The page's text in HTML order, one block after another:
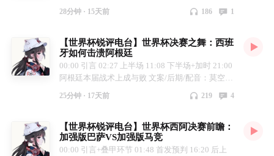
28分钟 · 15天前 186 1
【世界杯锐评电台】世界杯决赛之舞：西班
牙如何击溃阿根廷
00:00 引言 02:27 上半场 11:08 下半场+加时 21:00
阿根廷本届战术上成与败 文案/后期/配音：莫空de
25分钟 · 17天前 219 4
【世界杯锐评电台】世界杯西阿决赛前瞻：
加强版巴萨VS加强版马竞
00:00 引言+叠甲环节 01:48 首发预判 16:20 后上